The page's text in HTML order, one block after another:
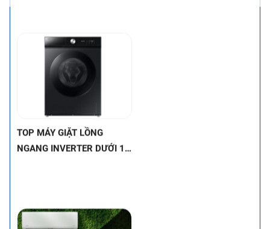
TRIỆU – VỪA TIẾT KIỆM
ĐIỆN, VỪA BỀN BỈ (MÁY
GIẶT INVERTER LỒNG
NGANG GIÁ TỐT)
LẠNH LÀ GÌ? LỢI ÍCH CỦA
TÍNH NĂNG NÀY
Chế độ Econo là giải pháp tối